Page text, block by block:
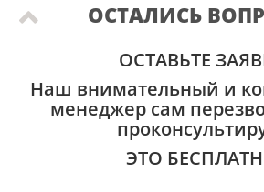
ОСТАЛИСЬ
ОСТАВЬТЕ
Наш внимательный и
менеджер сам
ЭТО